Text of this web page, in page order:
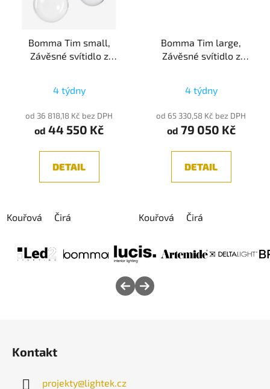
Bomma Tim small,
Závěsné svítidlo z
4 týdny
od 36 818,18 Kč bez DPH
od 44 550 Kč
DETAIL
Kouřová Čirá
Bomma Tim large,
Závěsné svítidlo z
4 týdny
od 65 330,58 Kč bez DPH
od 79 050 Kč
DETAIL
Kouřová Čirá
Kontakt
projekty@lightek.cz